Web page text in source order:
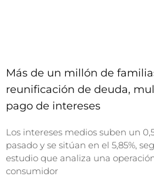
Más de un millón de
reunificación de deuda,
pago de intereses
Los intereses medios suben un
pasado y se sitúan en el 5,85%,
estudio que analiza una
consumidor